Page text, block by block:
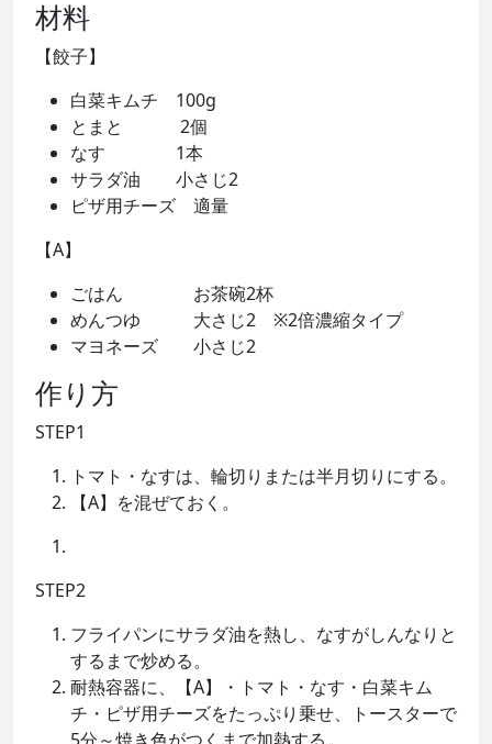
材料
【餃子】
白菜キムチ 100g
とまと 2個
なす 1本
サラダ油 小さじ2
ピザ用チーズ 適量
【A】
ごはん お茶碗2杯
めんつゆ 大さじ2 ※2倍濃縮タイプ
マヨネーズ 小さじ2
作り方
STEP1
トマト・なすは、輪切りまたは半月切りにする。
【A】を混ぜておく。
STEP2
フライパンにサラダ油を熱し、なすがしんなりと
するまで炒める。
耐熱容器に、【A】・トマト・なす・白菜キム
チ・ピザ用チーズをたっぷり乗せ、トースターで